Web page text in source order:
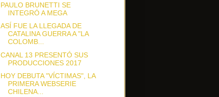
PAULO BRUNETTI SE
INTEGRÓ A MEGA
ASÍ FUE LA LLEGADA DE
CATALINA GUERRA A "LA
COLOMB...
CANAL 13 PRESENTÓ SUS
PRODUCCIONES 2017
HOY DEBUTA "VÍCTIMAS", LA
PRIMERA WEBSERIE
CHILENA...